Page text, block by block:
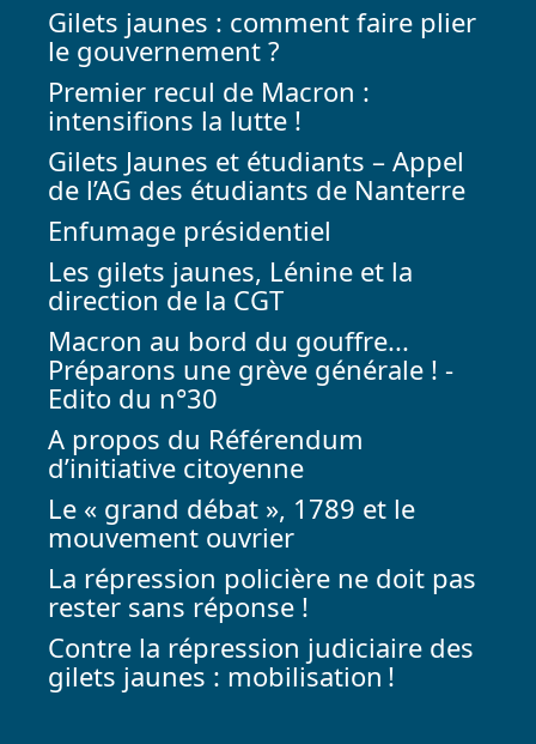
Gilets jaunes : comment faire plier
le gouvernement ?
Premier recul de Macron :
intensifions la lutte !
Gilets Jaunes et étudiants – Appel
de l’AG des étudiants de Nanterre
Enfumage présidentiel
Les gilets jaunes, Lénine et la
direction de la CGT
Macron au bord du gouffre...
Préparons une grève générale ! -
Edito du n°30
A propos du Référendum
d’initiative citoyenne
Le « grand débat », 1789 et le
mouvement ouvrier
La répression policière ne doit pas
rester sans réponse !
Contre la répression judiciaire des
gilets jaunes : mobilisation !